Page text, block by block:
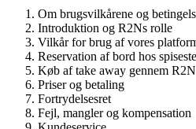
Om brugsvilkårene og
Introduktion og R2Ns rolle
Vilkår for brug af vores
Reservation af bord hos
Køb af take away gennem
Priser og betaling
Fortrydelsesret
Fejl, mangler og kompensation